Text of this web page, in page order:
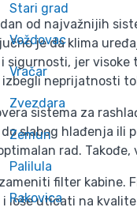
Stari grad
Voždovac
Vračar
Zvezdara
Zemun
Palilula
Rakovica
od najvažnijih
je da klima
sigurnosti, jer
neprijatnosti
sistema za
slabog hlađenja ili
rad.
filter kabine.
loše uticati na